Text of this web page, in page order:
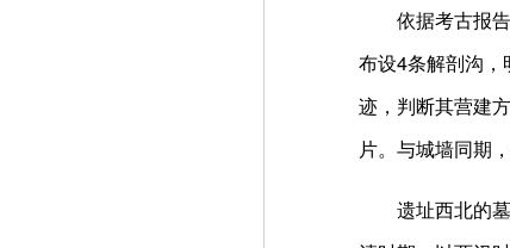
依据考古报告
布设4条解剖沟
迹，判断其营建
片。与城墙同期
遗址西北的墓